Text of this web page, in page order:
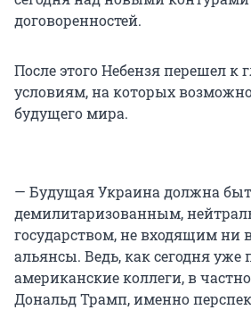
договоренностей.
После этого Небензя перешел к
условиям, на которых
будущего мира.
— Будущая Украина должна
демилитаризованным,
государством, не входящим ни
альянсы. Ведь, как сегодня
американские коллеги, в
Дональд Трамп, именно